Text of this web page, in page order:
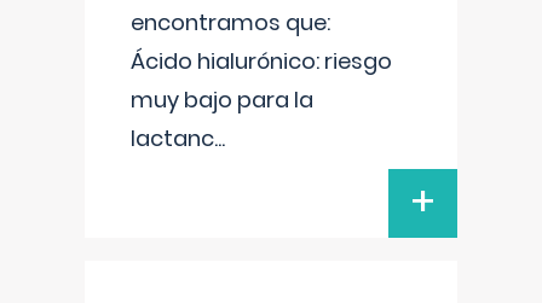
encontramos que:
Ácido hialurónico: riesgo
muy bajo para la
lactanc...
+